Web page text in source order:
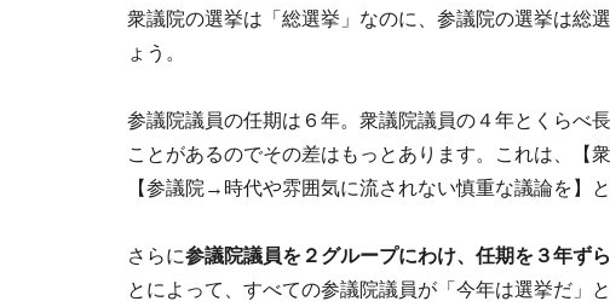
衆議院の選挙は「総選挙」なのに、参議院の選挙は
ょう。
参議院議員の任期は６年。衆議院議員の４年とくらべ
ことがあるのでその差はもっとあります。これは、【
【参議院→時代や雰囲気に流されない慎重な議論を】
さらに参議院議員を２グループにわけ、任期を３年ず
とによって、すべての参議院議員が「今年は選挙だ」